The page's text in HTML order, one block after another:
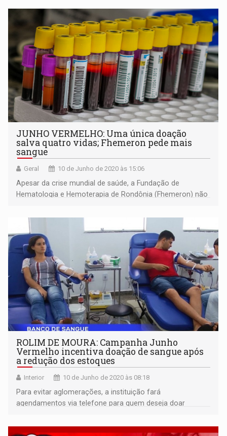
emergências", Ana Carolina, médica hemoterapeuta e
responsável técnica da Fhemeron
JUNHO VERMELHO: Uma única doação
salva quatro vidas; Fhemeron pede mais
sangue
Geral 10 de Junho de 2020 às 15:06
Apesar da crise mundial de saúde, a Fundação de
Hematologia e Hemoterapia de Rondônia (Fhemeron) não
ROLIM DE MOURA: Campanha Junho
Vermelho incentiva doação de sangue após
a redução dos estoques
Interior 10 de Junho de 2020 às 08:18
Para evitar aglomerações, a instituição fará
agendamentos via telefone para quem deseja doar
sendo de segunda a sexta-feira